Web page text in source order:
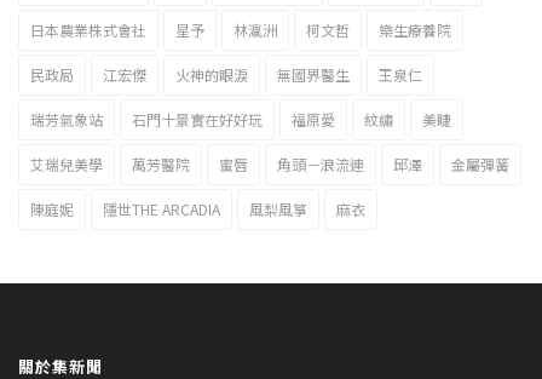
日本農業株式會社 星予 林瀛洲 柯文哲 樂生療養院
民政局 江宏傑 火神的眼淚 無國界醫生 王泉仁
瑞芳氣象站 石門十景實在好好玩 福原愛 紋繡 美睫
艾瑞兒美學 萬芳醫院 蜜唇 角頭－浪流連 邱澤 金屬彈簧
陳庭妮 隱世THE ARCADIA 風梨風箏 麻衣
關於集新聞